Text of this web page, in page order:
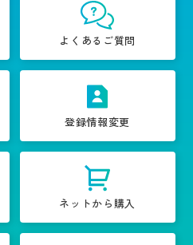
よくあるご質問
登録情報変更
ネットから購入